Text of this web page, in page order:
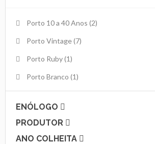
Porto 10 a 40 Anos (2)
Porto Vintage(7)
Porto Ruby(1)
Porto Branco (1)
ENÓLOGO
PRODUTOR
ANO COLHEITA